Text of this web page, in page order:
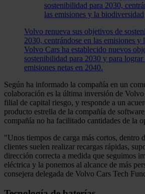
Volvo renueva sus objetivos de
2030, centrándose en las emisiones y
Volvo Cars ha establecido nuevos
sostenibilidad para 2030 y para lograr
emisiones netas en 2040.
Según ha informado la compañía en un
colaboración es la última inversión de
filial de capital riesgo, y responde a un
producto estrella de la compañía de
compañía no ha facilitado cantidades de la
"Unos tiempos de carga más cortos, dentro
clientes suelen realizar recargas rápidas,
dirección correcta a medida que seguimos
eléctrica y la ponemos al alcance de más
consejera delegada de Volvo Cars Tech